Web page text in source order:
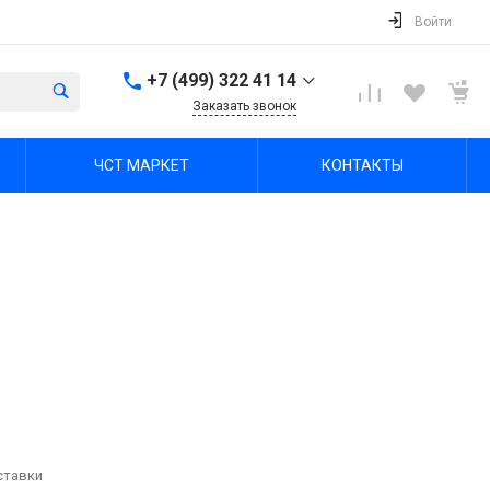
Войти
+7 (499) 322 41 14
г. Тула, Октябрьская ул,
Заказать звонок
ЧСТ МАРКЕТ КОНТАКТЫ